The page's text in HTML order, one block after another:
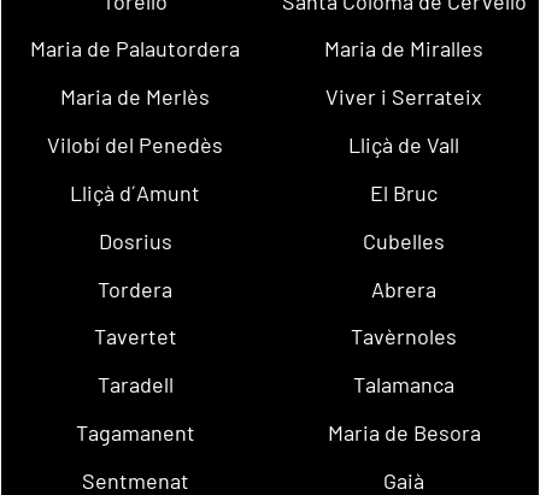
Maria de Palautordera
Maria de Miralles
Maria de Merlès
Viver i Serrateix
Vilobí del Penedès
Lliçà de Vall
Lliçà d´Amunt
El Bruc
Dosrius
Cubelles
Tordera
Abrera
Tavertet
Tavèrnoles
Taradell
Talamanca
Tagamanent
Maria de Besora
Sentmenat
Gaià